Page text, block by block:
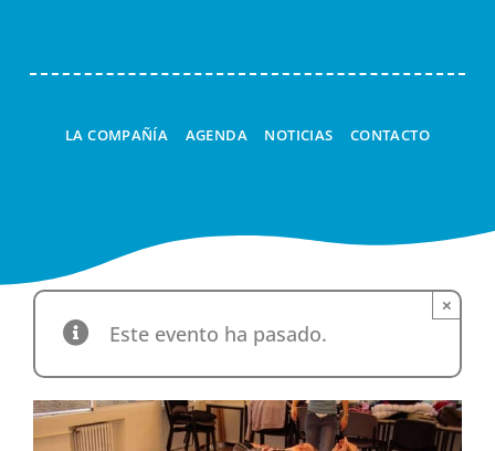
LA COMPAÑÍA AGENDA NOTICIAS CONTACTO
Este evento ha pasado.
×